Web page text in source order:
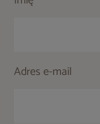
Adres e-mail